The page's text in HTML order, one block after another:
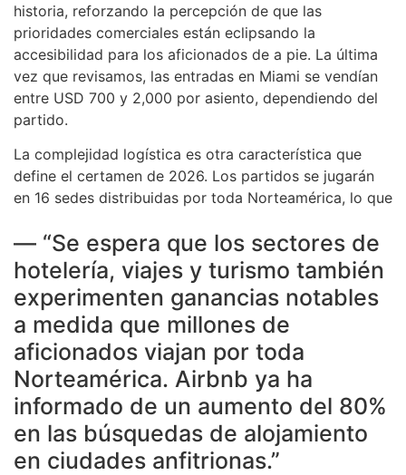
historia, reforzando la percepción de que las
prioridades comerciales están eclipsando la
accesibilidad para los aficionados de a pie. La última
vez que revisamos, las entradas en Miami se vendían
entre USD 700 y 2,000 por asiento, dependiendo del
partido.
La complejidad logística es otra característica que
define el certamen de 2026. Los partidos se jugarán
en 16 sedes distribuidas por toda Norteamérica, lo que
— “Se espera que los sectores de
hotelería, viajes y turismo también
experimenten ganancias notables
a medida que millones de
aficionados viajan por toda
Norteamérica. Airbnb ya ha
informado de un aumento del 80%
en las búsquedas de alojamiento
en ciudades anfitrionas.”